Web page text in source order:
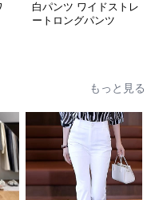
白パンツ ワイドストレ
ートロングパンツ
もっと見る